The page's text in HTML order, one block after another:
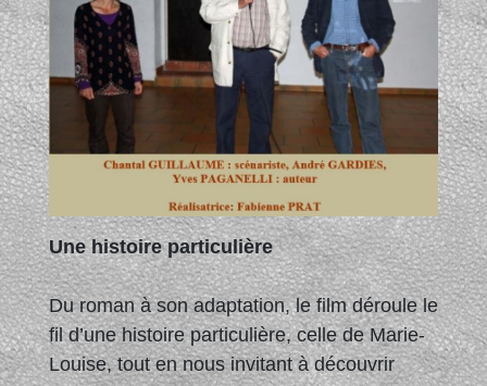
Une histoire particulière
Du roman à son adaptation, le film déroule le
fil d’une histoire particulière, celle de Marie-
Louise, tout en nous invitant à découvrir